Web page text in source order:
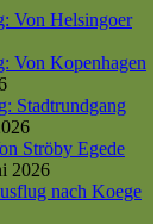
Von Helsingoer
Von Kopenhagen
Stadtrundgang
Ströby Egede
2026
nach Koege